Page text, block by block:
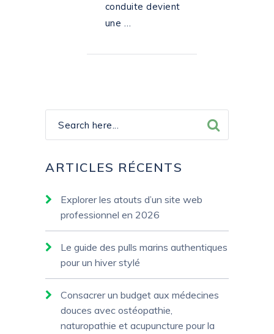
conduite devient
une …
ARTICLES RÉCENTS
Explorer les atouts d’un site web
professionnel en 2026
Le guide des pulls marins authentiques
pour un hiver stylé
Consacrer un budget aux médecines
douces avec ostéopathie,
naturopathie et acupuncture pour la